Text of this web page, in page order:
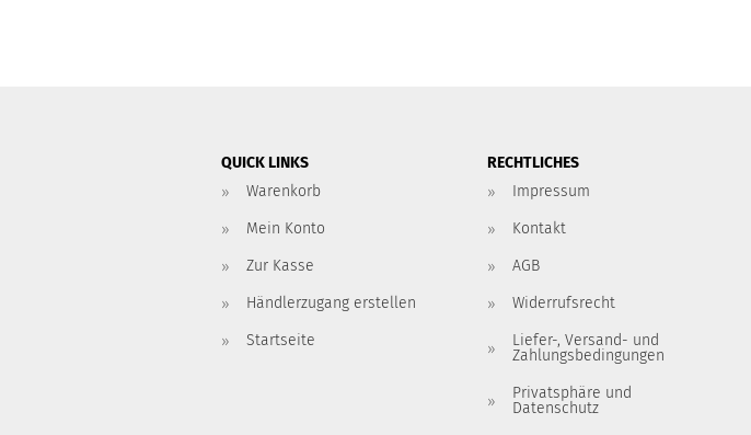
QUICK LINKS
Warenkorb
Mein Konto
Zur Kasse
Händlerzugang erstellen
Startseite
RECHTLICHES
Impressum
Kontakt
AGB
Widerrufsrecht
Liefer-, Versand- und
Zahlungsbedingungen
Privatsphäre und
Datenschutz